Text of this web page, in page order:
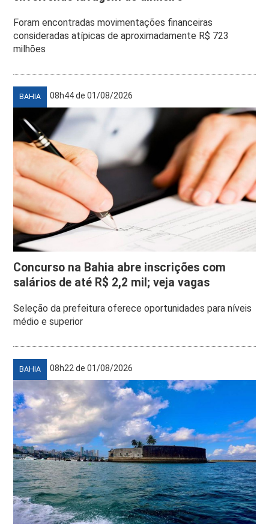
Foram encontradas movimentações financeiras
consideradas atípicas de aproximadamente R$ 723
milhões
BAHIA 08h44 de 01/08/2026
Concurso na Bahia abre inscrições com
salários de até R$ 2,2 mil; veja vagas
Seleção da prefeitura oferece oportunidades para níveis
médio e superior
BAHIA 08h22 de 01/08/2026